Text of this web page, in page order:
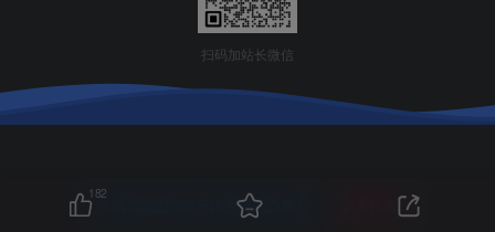
扫码加站长微信
182
本站主题由Zibll子比主题强力驱动 联系作者